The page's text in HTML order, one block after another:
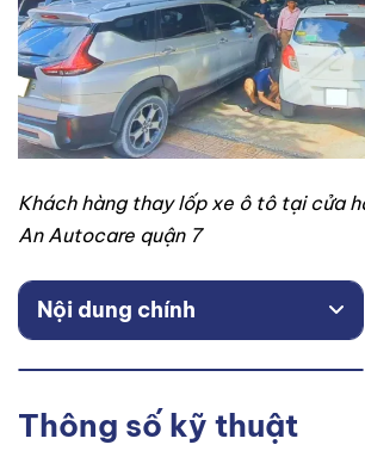
Khách hàng thay lốp xe ô tô tại cửa
An Autocare quận 7
Nội dung chính
Thông số kỹ thuật